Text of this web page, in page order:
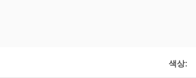
색상: